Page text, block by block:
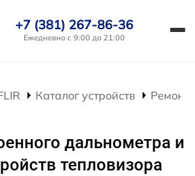
+7 (381) 267-86-36
Ежедневно с 9:00 до 21:00
Каталог устройств Ремонт
дальнометра и
тепловизора